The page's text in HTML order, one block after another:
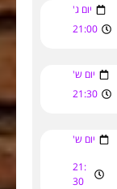
יום ג'
21:00
יום ש'
21:30
יום ש'
21:
30